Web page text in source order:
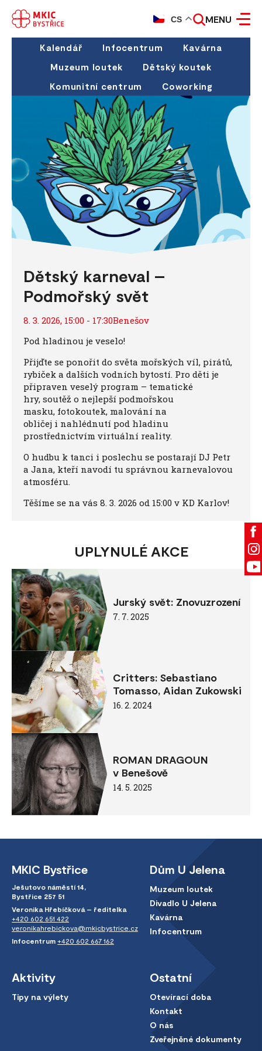
CS MENU
Kalendář Infocentrum
Kavárna
Muzeum loutek
Dětský koutek
Komunitní centrum
Coworking
Dětský karneval –
Podmořský svět
8. 3. 2026, 15:00 - 17:30Benešov
Pod hladinou je veselo!
Přijďte se ponořit do světa mořských víl, pirátů,
rybiček a dalších vodních bytostí. Pro děti je
připraven veselý program – tematické
hry, soutěž o nejlepší podmořskou
masku, fotokoutek, malování na
obličej i nahlédnutí pod hladinu
prostřednictvím virtuální reality.
O hudbu k tanci i poslechu se postarají DJ Petr
a Jana, kteří navodí tu správnou karnevalovou
atmosféru.
Těšíme se na vás 8. 3. 2026 od 15:00 v KD Karlov!
UPLYNULÉ AKCE
Jurský svět: Znovuzrození
7. 7. 2025
Critters: Sebastiano
Tomasso, Aidan Zukowski
16. 2. 2024
ROMAN DRAGOUN
v Benešově
14. 5. 2025
MKIC Bystřice
Ješutovo náměstí 14,
Bystřice 257 51
Veronika Hřebíčková – ředitelka
+420 602 651 422
veronikahrebickova@mkicbystrice.cz
Infocentrum +420 602 667 162
Dům U Jelena
Muzeum loutek
Divadlo U Jelena
Kavárna
Infocentrum
Aktivity
Tipy na výlety
Ostatní
Otevírací doba
Kontakt
O nás
Zveřejněné dokumenty